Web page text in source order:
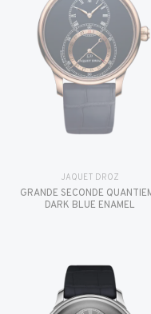
JAQUET DROZ
GRANDE SECONDE
DARK BLUE ENAMEL